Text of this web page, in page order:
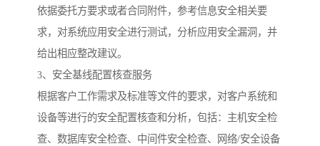
依据委托方要求或者合同附件，参考信息安全相关要
求，对系统应用安全进行测试，分析应用安全漏洞，并
给出相应整改建议。
3、安全基线配置核查服务
根据客户工作需求及标准等文件的要求，对客户系统和
设备等进行的安全配置核查和分析，包括：主机安全检
查、数据库安全检查、中间件安全检查、网络/安全设备